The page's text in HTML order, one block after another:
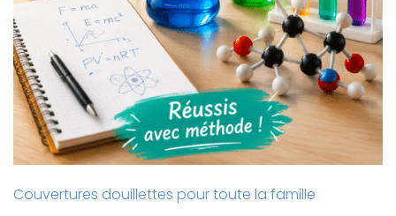
Couvertures douillettes pour toute la famille